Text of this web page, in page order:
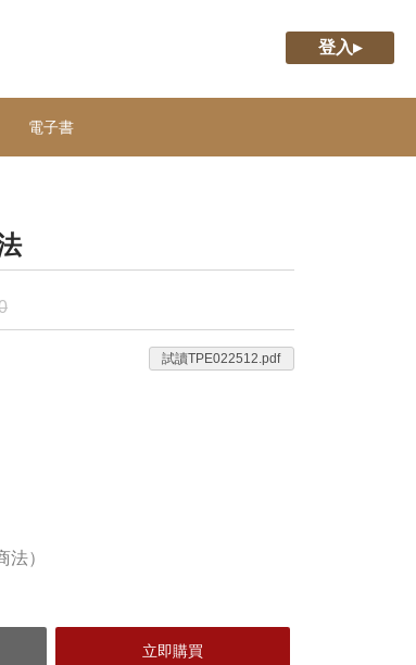
登入▸
電子書
）
試讀TPE022512.pdf